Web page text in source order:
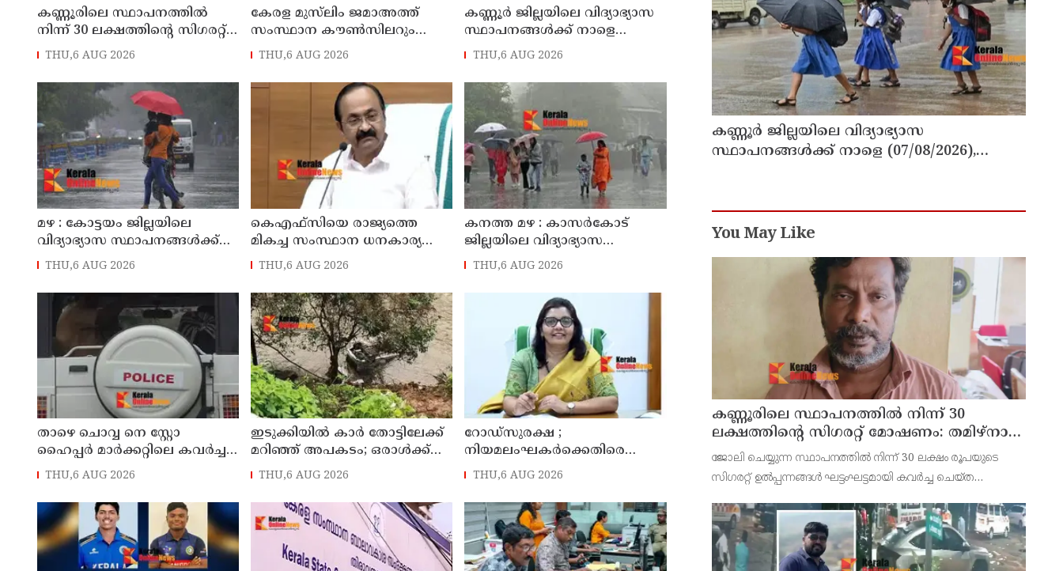
കണ്ണൂരിലെ സ്ഥാപനത്തിൽ
നിന്ന് 30 ലക്ഷത്തിന്റെ സിഗരറ്റ്
മോഷണം: തമിഴ്‌നാട്
തെങ്കാശിയിൽ പിടിയിൽ
THU,6 AUG 2026
കേരള മുസ്‌ലിം ജമാഅത്ത്
സംസ്ഥാന കൗൺസിലറും
തളിപ്പറമ്പിലെ മുതിർന്ന മാധ്യമ
അലി മൊഗ്രാൽ നിര്യാതനായി
THU,6 AUG 2026
കണ്ണൂർ ജില്ലയിലെ വിദ്യാഭ്യാസ
സ്ഥാപനങ്ങള്‍ക്ക് നാളെ
(07/08/2026), അവധി
THU,6 AUG 2026
മഴ : കോട്ടയം ജില്ലയിലെ
വിദ്യാഭ്യാസ സ്ഥാപനങ്ങൾക്ക്
നാളെ അവധി
THU,6 AUG 2026
കെഎഫ്‌സിയെ രാജ്യത്തെ
മികച്ച സംസ്ഥാന ധനകാര്യ
സ്ഥാപനമാക്കും: മുഖ്യമന്ത്രി വി
ഡി സതീശൻ
THU,6 AUG 2026
കനത്ത മഴ : കാസർകോട്
ജില്ലയിലെ വിദ്യാഭ്യാസ
സ്ഥാപനങ്ങൾക്ക് നാളെ അവധി
THU,6 AUG 2026
താഴെ ചൊവ്വ നെ സ്റ്റോ
ഹൈപ്പർ മാർക്കറ്റിലെ കവർച്ച :
മട്ടന്നൂർ സ്വദേശിനികളായ നാല്
THU,6 AUG 2026
ഇടുക്കിയിൽ കാർ തോട്ടിലേക്ക്
മറിഞ്ഞ് അപകടം; ഒരാൾക്ക്
ദാരുണാന്ത്യം
THU,6 AUG 2026
റോഡ്‌സുരക്ഷ ;
നിയമലംഘകർക്കെതിരെ
കർശന നടപടി: കൊല്ലം ജില്ലാ
THU,6 AUG 2026
കണ്ണൂർ ജില്ലയിലെ വിദ്യാഭ്യാസ
സ്ഥാപനങ്ങള്‍ക്ക് നാളെ (07/08/2026),
You May Like
കണ്ണൂരിലെ സ്ഥാപനത്തിൽ നിന്ന് 30
ലക്ഷത്തിന്റെ സിഗരറ്റ് മോഷണം: തമിഴ്‌നാട്
സ്വദേശിയായ സെയിൽസ്മാൻ
തെങ്കാശിയിൽ പിടിയിൽ
ജോലി ചെയ്യുന്ന സ്ഥാപനത്തിൽ നിന്ന് 30 ലക്ഷം രൂപയുടെ
സിഗരറ്റ് ഉൽപ്പന്നങ്ങൾ ഘട്ടംഘട്ടമായി കവർച്ച ചെയ്ത
തമിഴ്‌നാട് വിരുതുനഗർ സ്വദേശിയായ വേൽമുരുകൻ (40) ആണ